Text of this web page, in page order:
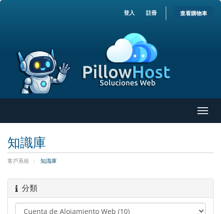
登入 註冊 查看購物車
切
換
知識庫
客戶系統 知識庫
分類